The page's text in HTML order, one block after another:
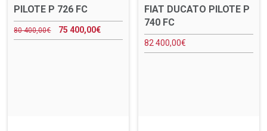
PILOTE P 726 FC
80 400,00€ 75 400,00€
FIAT DUCATO PILOTE P
740 FC
82 400,00€